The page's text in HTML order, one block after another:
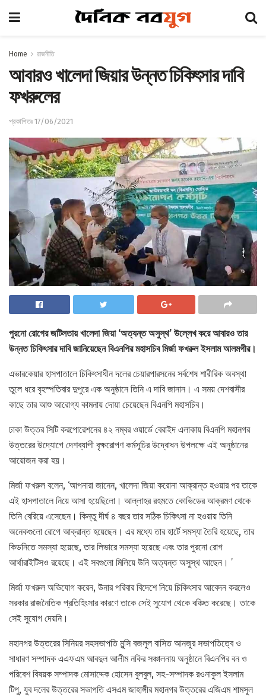
Home রাজনীতি
আবারও খালেদা জিয়ার উন্নত চিকিৎসার দাবি
ফখরুলের
প্রকাশিতঃ 17/06/2021
পুরনো রোগের জটিলতায় খালেদা জিয়া ‘অত্যন্ত অসুস্থ’ উল্লেখ করে আবারও তার
উন্নত চিকিৎসার দাবি জানিয়েছেন বিএনপির মহাসচিব মির্জা ফখরুল ইসলাম আলমগীর।
এভারকেয়ার হাসপাতালে চিকিৎসাধীন দলের চেয়ারপারসনের সর্বশেষ শারীরিক অবস্থা
তুলে ধরে বৃহস্পতিবার দুপুরে এক অনুষ্ঠানে তিনি এ দাবি জানান। এ সময় দেশবাসীর
কাছে তার আশু আরোগ্য কামনায় দোয়া চেয়েছেন বিএনপি মহাসচিব।
ঢাকা উত্তর সিটি করপোরেশনের ৪২ নম্বর ওয়ার্ডে বেরাইদ এলাকায় বিএনপি মহানগর
উত্তরের উদ্যোগে দেশব্যাপী বৃক্ষরোপণ কর্মসূচির উদ্বোধন উপলক্ষে এই অনুষ্ঠানের
আয়োজন করা হয়।
মির্জা ফখরুল বলেন, ‘আপনারা জানেন, খালেদা জিয়া করোনা আক্রান্ত হওয়ার পর তাকে
এই হাসপাতালে নিয়ে আসা হয়েছিলো। আল্লাহর রহমতে কোভিডের আক্রমণ থেকে
তিনি বেরিয়ে এসেছেন। কিন্তু দীর্ঘ ৪ বছর তার সঠিক চিকিৎসা না হওয়ায় তিনি
অনেকগুলো রোগে আক্রান্ত হয়েছেন। এর মধ্যে তার হার্টে সমস্যা তৈরি হয়েছে, তার
কিডনিতে সমস্যা হয়েছে, তার লিভারে সমস্যা হয়েছে এবং তার পুরনো রোগ
আর্থারাইটিসও রয়েছে। এই সবগুলো মিলিয়ে উনি অত্যন্ত অসুস্থ আছেন। ’
মির্জা ফখরুল অভিযোগ করেন, উনার পরিবার বিদেশে নিয়ে চিকিৎসার আবেদন করলেও
সরকার রাজনৈতিক প্রতিহিংসার কারণে তাকে সেই সুযোগ থেকে বঞ্চিত করেছে। তাকে
সেই সুযোগ দেয়নি।
মহানগর উত্তরের সিনিয়র সহসভাপতি মুন্সি বজলুল বাসিত আনজুর সভাপতিত্বে ও
সাধারণ সম্পাদক এএফএম আবদুল আলীম নকির সঞ্চালনায় অনুষ্ঠানে বিএনপির বন ও
পরিবেশ বিষয়ক সম্পাদক মোসাদ্দেক হোসেন বুলবুল, সহ-সম্পাদক রওনাকুল ইসলাম
টিপু, যুব দলের উত্তরের সভাপতি এসএম জাহাঙ্গীর মহানগর উত্তরের এজিএম শামসুল